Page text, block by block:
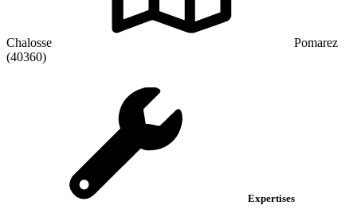
Chalosse
Pomarez
(40360)
Expertises